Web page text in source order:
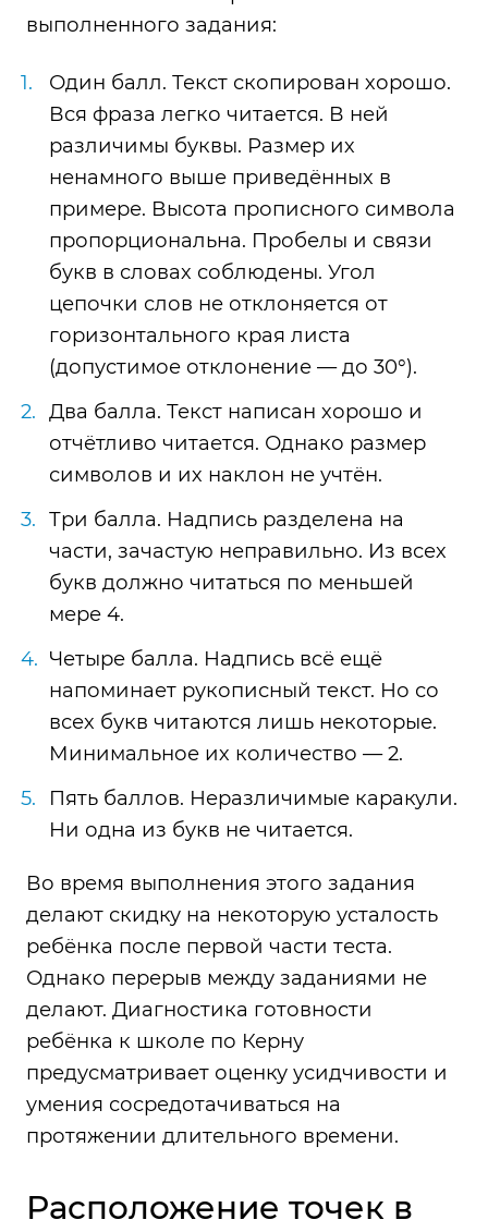
выполненного задания:
Один балл. Текст скопирован хорошо.
Вся фраза легко читается. В ней
различимы буквы. Размер их
ненамного выше приведённых в
примере. Высота прописного символа
пропорциональна. Пробелы и связи
букв в словах соблюдены. Угол
цепочки слов не отклоняется от
горизонтального края листа
(допустимое отклонение — до 30°).
Два балла. Текст написан хорошо и
отчётливо читается. Однако размер
символов и их наклон не учтён.
Три балла. Надпись разделена на
части, зачастую неправильно. Из всех
букв должно читаться по меньшей
мере 4.
Четыре балла. Надпись всё ещё
напоминает рукописный текст. Но со
всех букв читаются лишь некоторые.
Минимальное их количество — 2.
Пять баллов. Неразличимые каракули.
Ни одна из букв не читается.
Во время выполнения этого задания
делают скидку на некоторую усталость
ребёнка после первой части теста.
Однако перерыв между заданиями не
делают. Диагностика готовности
ребёнка к школе по Керну
предусматривает оценку усидчивости и
умения сосредотачиваться на
протяжении длительного времени.
Расположение точек в